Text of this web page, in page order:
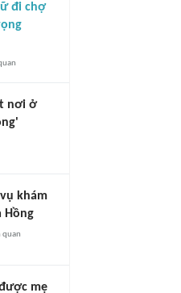
đi chợ
nơi ở
vụ khám
Hồng
mẹ